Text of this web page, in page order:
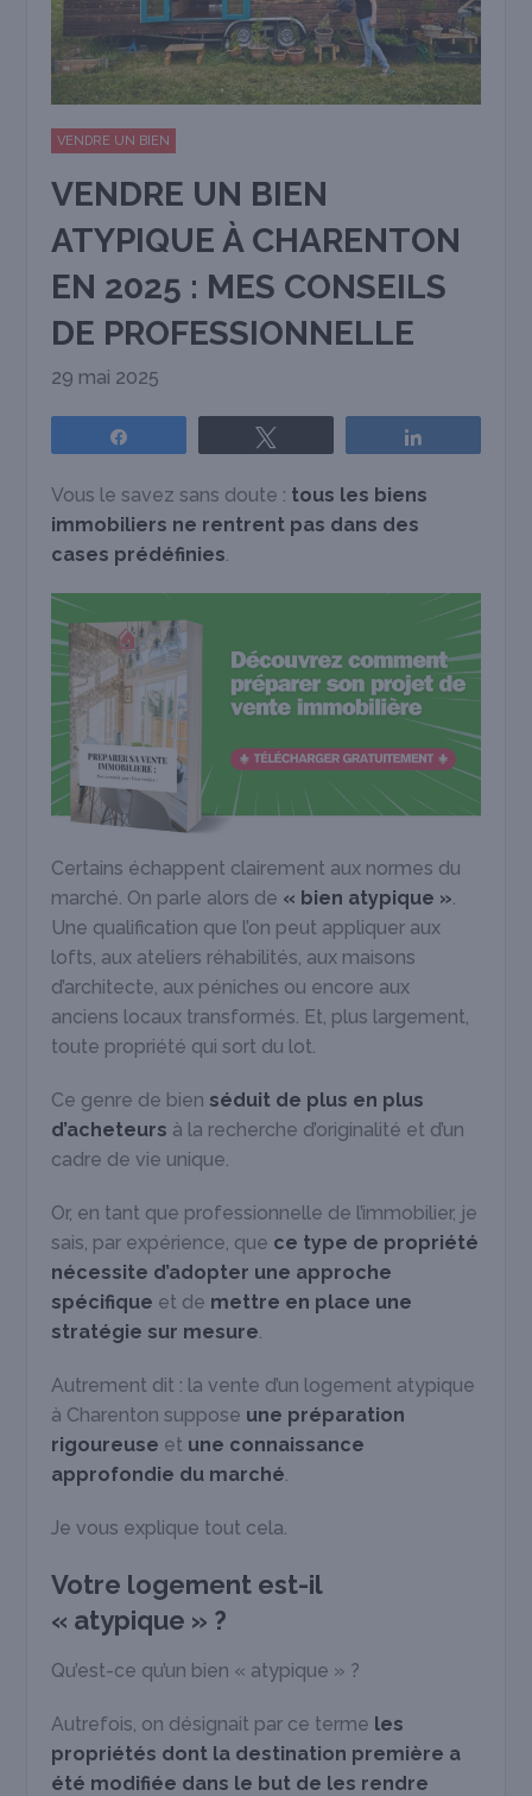
VENDRE UN BIEN
VENDRE UN BIEN
ATYPIQUE À CHARENTON
EN 2025 : MES CONSEILS
DE PROFESSIONNELLE
29 mai 2025
Vous le savez sans doute : tous les biens
immobiliers ne rentrent pas dans des
cases prédéfinies.
Certains échappent clairement aux normes du
marché. On parle alors de « bien atypique »
Une qualification que l’on peut appliquer aux
lofts, aux ateliers réhabilités, aux maisons
d’architecte, aux péniches ou encore aux
anciens locaux transformés. Et, plus largement,
toute propriété qui sort du lot.
Ce genre de bien séduit de plus en plus
d’acheteurs à la recherche d’originalité et d’un
cadre de vie unique.
Or, en tant que professionnelle de l’immobilier, je
sais, par expérience, que ce type de propriété
nécessite d’adopter une approche
spécifique et de mettre en place une
stratégie sur mesure
Autrement dit : la vente d’un logement atypique
à Charenton suppose une préparation
rigoureuse et une connaissance
approfondie du marché
Je vous explique tout cela.
Votre logement est-il
« atypique » ?
Qu’est-ce qu’un bien « atypique » ?
Autrefois, on désignait par ce terme les
propriétés dont la destination première a
été modifiée dans le but de les rendre